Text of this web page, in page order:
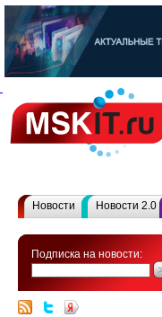
Новости Новости 2.0
Подписка на новости: